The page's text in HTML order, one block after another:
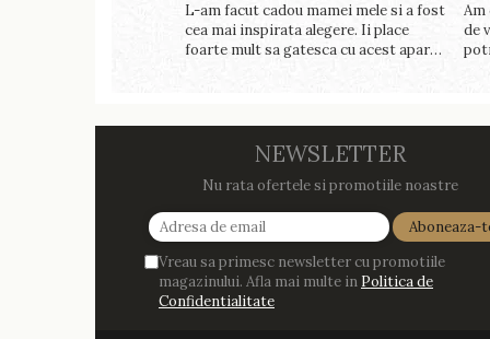
L-am facut cadou mamei mele si a fost
cea mai inspirata alegere. Ii place
foarte mult sa gatesca cu acest aparat,
Am
de
NEWSLETTER
Nu rata ofertele si promotiile noastre
Vreau sa primesc newsletter cu promotiile
magazinului. Afla mai multe in Politica de
Confidentialitate